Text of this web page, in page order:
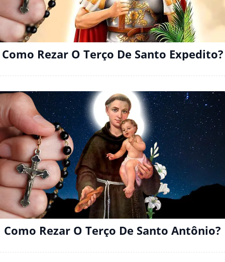
Como Rezar O Terço De Santo Expedito?
Como Rezar O Terço De Santo Antônio?